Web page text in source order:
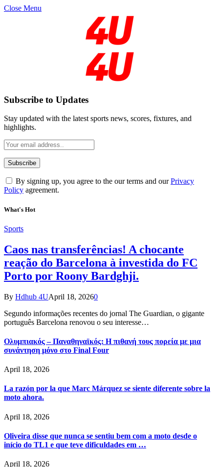
Close Menu
Subscribe to Updates
Stay updated with the latest sports news, scores, fixtures, and
highlights.
By signing up, you agree to the our terms and ourPrivacy
Policy agreement.
What's Hot
Sports
Caos nas transferências! A chocante
reação do Barcelona à investida do FC
Porto por Roony Bardghji.
By Hdhub 4UApril 18, 20260
Segundo informações recentes do jornal The Guardian, o gigante
português Barcelona renovou o seu interesse…
Ολυμπιακός – Παναθηναϊκός: Η πιθανή τους πορεία με μια
συνάντηση μόνο στο Final Four
April 18, 2026
La razón por la que Marc Márquez se siente diferente sobre la
moto ahora.
April 18, 2026
Oliveira disse que nunca se sentiu bem com a moto desde o
início do TL1 e que teve dificuldades em …
April 18, 2026